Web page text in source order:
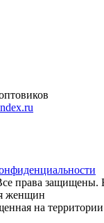
права защищены.
женщин
на